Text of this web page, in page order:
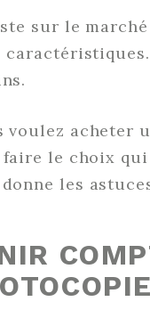
sur le
voulez acheter
le choix qui
les